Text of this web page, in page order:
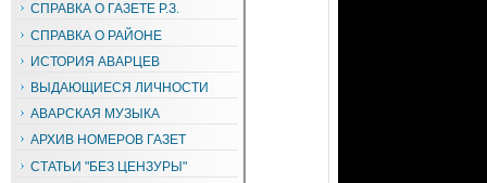
СПРАВКА О ГАЗЕТЕ Р.З.
СПРАВКА О РАЙОНЕ
ИСТОРИЯ АВАРЦЕВ
ВЫДАЮЩИЕСЯ ЛИЧНОСТИ
АВАРСКАЯ МУЗЫКА
АРХИВ НОМЕРОВ ГАЗЕТ
СТАТЬИ "БЕЗ ЦЕНЗУРЫ"